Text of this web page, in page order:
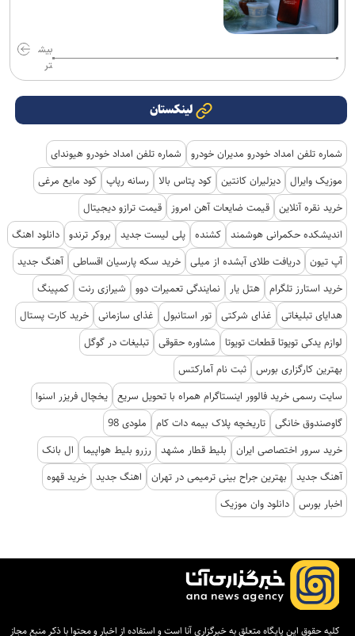
بیش
تر
لینکستان
شماره تلفن امداد خودرو مدیران خودرو
شماره تلفن امداد خودرو هیوندای
موزیک وایرال دیزلیران کانتین کود پتاس بالا رسانه رپاپ کود مایع مرغی
خرید نقره آنلاین قیمت ضایعات آهن امروز
قیمت ترازو دیجیتال
اندیشکده حکمرانی هوشمند کشنده پلی لیست جدید بروکر ترندو دانلود اهنگ
آپ تیون دریافت طلای آبشده از میلی خرید سکه پارسیان اقساطی آهنگ جدید
خرید استارز تلگرام هتل یار نمایندگی تعمیرات دوو شیرازی رنت کمپینگ
هدایای تبلیغاتی
غذای شرکتی تور استانبول غذای سازمانی خرید کارت پستال
لوازم یدکی تویوتا قطعات تویوتا
مشاوره حقوقی تبلیغات در گوگل
بهترین کارگزاری بورس ثبت نام آمارکتس
سایت رسمی خرید فالوور اینستاگرام همراه با تحویل سریع یخچال فریزر اسنوا
گاوصندوق خانگی تاریخچه پلاک بیمه دات کام
ملودی 98
خرید سرور اختصاصی ایران
بلیط قطار مشهد رزرو بلیط هواپیما
ال بانک
آهنگ جدید
بهترین جراح بینی ترمیمی در تهران اهنگ جدید خرید قهوه
اخبار بورس دانلود وان موزیک
کلیه حقوق این پایگاه متعلق به خبرگزاری آنا است و استفاده از اخبار و محتوا با ذکر منبع مجاز